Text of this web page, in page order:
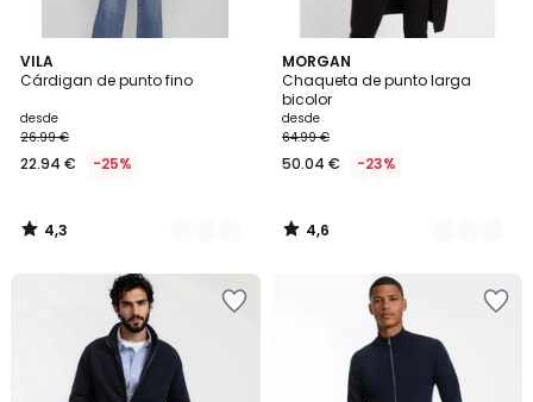
VILA
Cárdigan de punto fino
desde
26.99 €
22.94 € -25%
4,3
/ 5
3
Colores
4,3
/
MORGAN
Chaqueta de punto larga
bicolor
desde
64.99 €
50.04 € -23%
4,6
/ 5
3
Colores
4,6
/